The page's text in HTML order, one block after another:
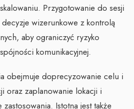
Przygotowanie do sesji
wizerunkowe z kontrolą
aby ograniczyć ryzyko
komunikacyjnej.
obejmuje doprecyzowanie celu i
oraz zaplanowanie lokacji i
Istotna jest także